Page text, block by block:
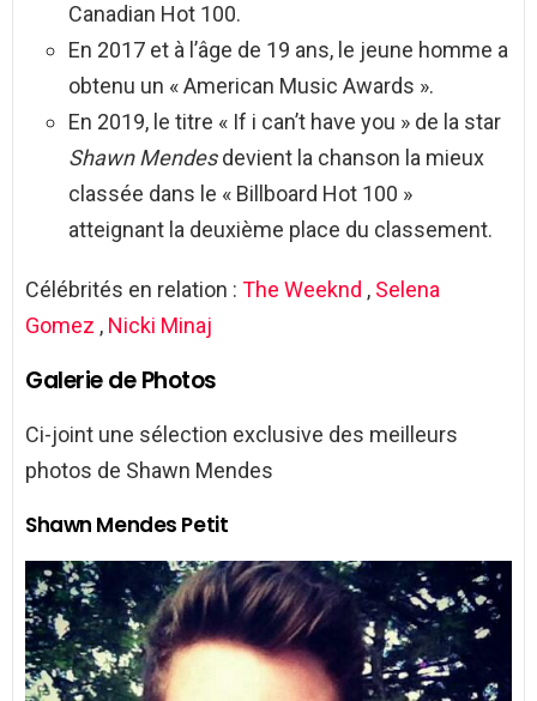
Canadian Hot 100.
En 2017 et à l’âge de 19 ans, le jeune homme a
obtenu un « American Music Awards ».
En 2019, le titre « If i can’t have you » de la star
Shawn Mendesdevient la chanson la mieux
classée dans le « Billboard Hot 100 »
atteignant la deuxième place du classement.
Célébrités en relation : The Weeknd , Selena
Gomez , Nicki Minaj
Galerie de Photos
Ci-joint une sélection exclusive des meilleurs
photos de Shawn Mendes
Shawn Mendes Petit